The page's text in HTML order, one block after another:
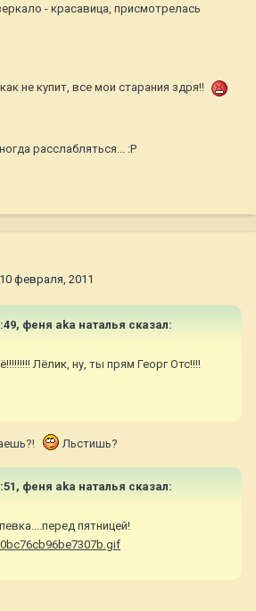
- красавица, присмотрелась
не купит, все мои старания здря!!
расслабляться... :P
10 февраля, 2011
феня aka наталья сказал:
Лёлик, ну, ты прям Георг Отс!!!!
Льстишь?
феня aka наталья сказал:
пятницей!